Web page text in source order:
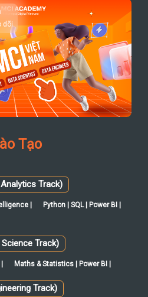
dõi
Tạo
Track)
|
Python | SQL | Power BI |
Track)
Maths & Statistics | Power BI |
Track)